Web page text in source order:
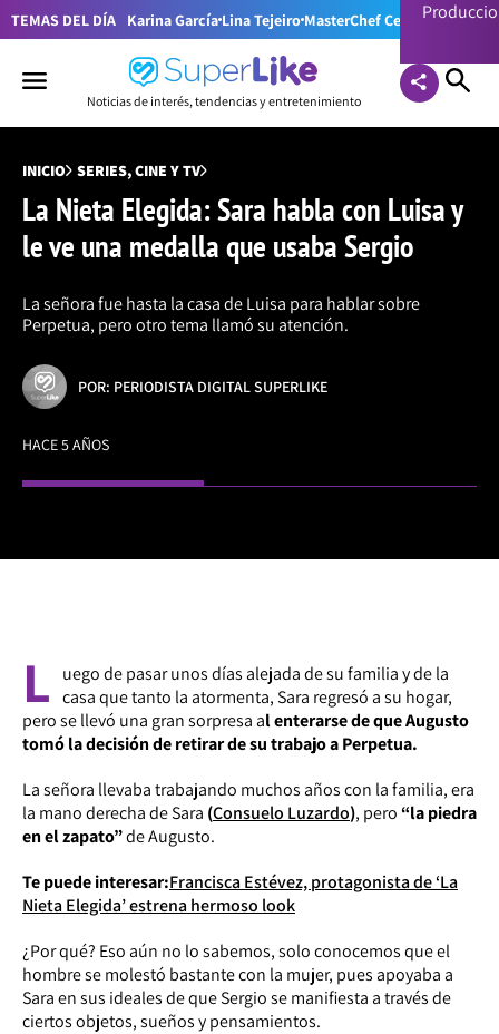
TEMAS DEL DÍA Karina García Lina Tejeiro MasterChef Celebrity
Noticias de interés, tendencias y entretenimiento
INICIO SERIES, CINE Y TV
La Nieta Elegida: Sara habla con Luisa y
le ve una medalla que usaba Sergio
La señora fue hasta la casa de Luisa para hablar sobre
Perpetua, pero otro tema llamó su atención.
POR: PERIODISTA DIGITAL SUPERLIKE
HACE 5 AÑOS
L
uego de pasar unos días alejada de su familia y de la
casa que tanto la atormenta, Sara regresó a su hogar,
pero se llevó una gran sorpresa al enterarse de que Augusto
tomó la decisión de retirar de su trabajo a Perpetua.
La señora llevaba trabajando muchos años con la familia, era
la mano derecha de Sara (Consuelo Luzardo), pero“la piedra
en el zapato”de Augusto.
Te puede interesar:Francisca Estévez, protagonista de ‘La
Nieta Elegida’ estrena hermoso look
¿Por qué? Eso aún no lo sabemos, solo conocemos que el
hombre se molestó bastante con la mujer, pues apoyaba a
Sara en sus ideales de que Sergio se manifiesta a través de
ciertos objetos, sueños y pensamientos.